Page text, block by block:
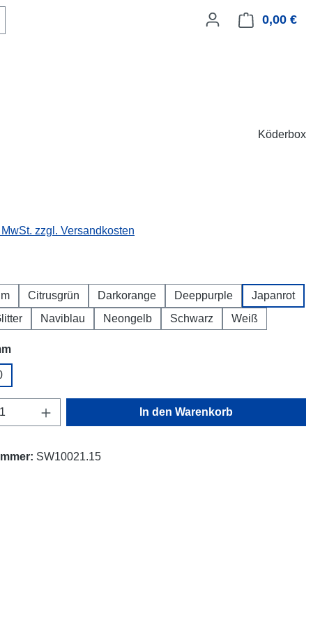
0,00 €
Köderbox
zzgl. Versandkosten
Citrusgrün Darkorange Deeppurple
Japanrot
Naviblau Neongelb Schwarz Weiß
auswählen
Anzahl: Gib den gewünschten Wert ein
In den Warenkorb
SW10021.15